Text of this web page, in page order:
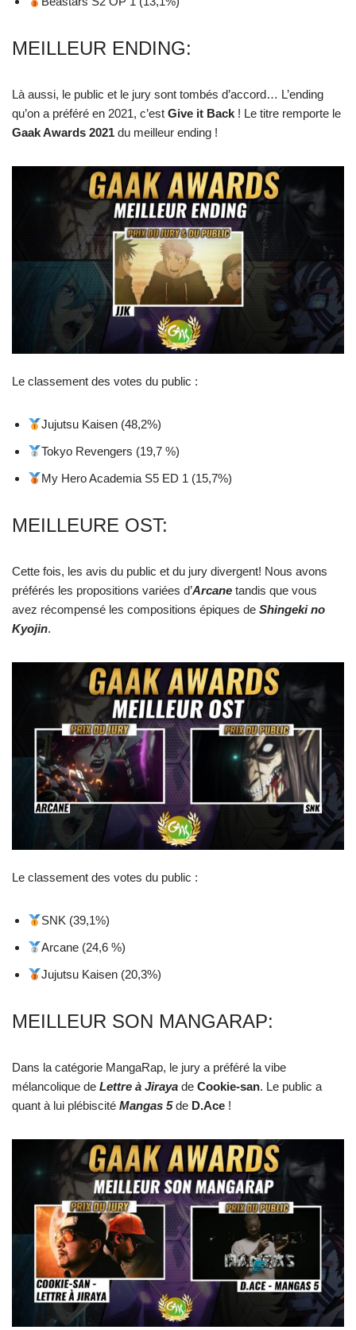
MEILLEUR ENDING:
Là aussi, le public et le jury sont tombés d’accord… L’ending
qu’on a préféré en 2021, c’est Give it Back ! Le titre remporte le
Gaak Awards 2021 du meilleur ending !
Le classement des votes du public :
Jujutsu Kaisen (48,2%)
Tokyo Revengers (19,7 %)
My Hero Academia S5 ED 1 (15,7%)
MEILLEURE OST:
Cette fois, les avis du public et du jury divergent! Nous avons
préférés les propositions variées d’Arcane tandis que vous
avez récompensé les compositions épiques de Shingeki no
Kyojin.
Le classement des votes du public :
SNK (39,1%)
Arcane (24,6 %)
Jujutsu Kaisen (20,3%)
MEILLEUR SON MANGARAP:
Dans la catégorie MangaRap, le jury a préféré la vibe
mélancolique de Lettre à Jiraya de Cookie-san. Le public a
quant à lui plébiscité Mangas 5de D.Ace !